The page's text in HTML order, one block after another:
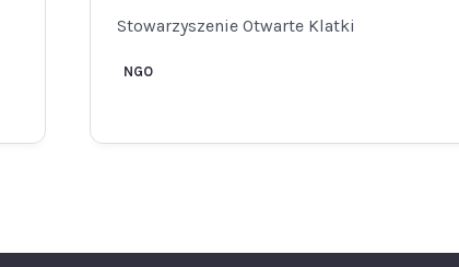
Stowarzyszenie Otwarte Klatki
NGO